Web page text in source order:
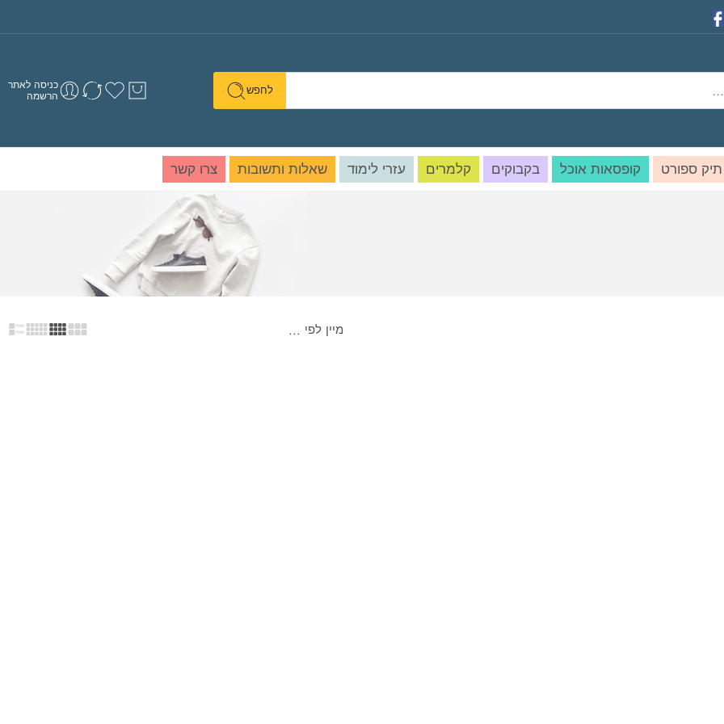
לחפש כניסה לאתר
הרשמה
תיק ספורט קופסאות אוכל בקבוקים קלמרים עזרי לימוד שאלות ותשובות צרו קשר
מיין לפי ...